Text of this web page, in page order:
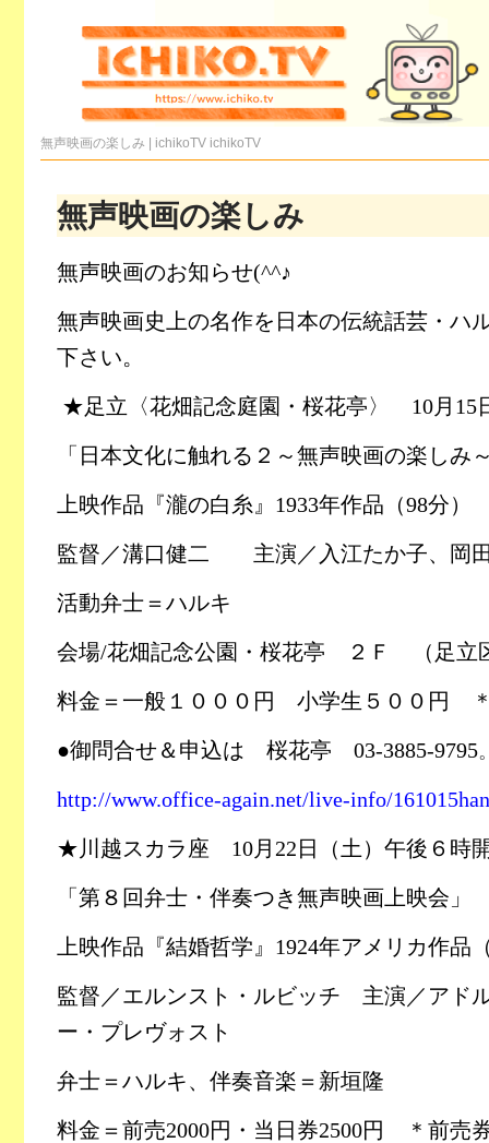
無声映画の楽しみ | ichikoTV ichikoTV
無声映画の楽しみ
無声映画のお知らせ(^^♪
無声映画史上の名作を日本の伝統話芸・ハ
下さい。
★足立〈花畑記念庭園・桜花亭〉 10月 15
「日本文化に触れる２～無声映画の楽しみ
上映作品『瀧の白糸』 1933年作品（98分）
監督／溝口健二 主演／入江たか子、岡
活動弁士＝ハルキ
会場/花畑記念公園・桜花亭 ２Ｆ （足立
料金＝一般１０００円 小学生５００円
●御問合せ＆申込は 桜花亭 03-3885-9795
http://www.office-again.net/live-info/
★川越スカラ座 10月 22 日（土）午後６時
「第８回弁士・伴奏つき無声映画上映会」
上映作品『結婚哲学』 1924年アメリカ作品
監督／エルンスト・ルビッチ 主演／アド
ー・プレヴォスト
弁士＝ハルキ、伴奏音楽＝新垣隆
料金＝前売2000円・当日券2500円 ＊前売